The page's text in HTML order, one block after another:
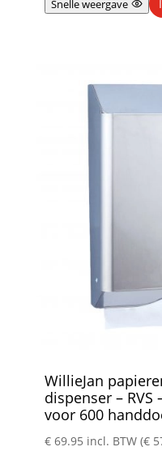
Snelle weergave
WillieJan
dispenser – RVS
voor 600
€69.95 incl. BTW (€